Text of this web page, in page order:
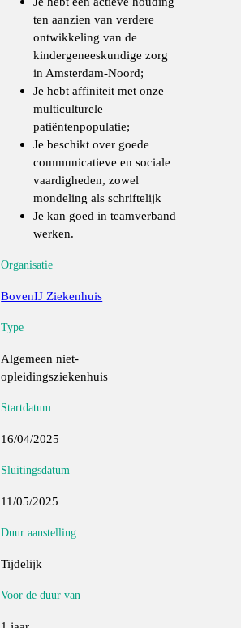
ten aanzien van verdere
ontwikkeling van de
kindergeneeskundige zorg
in Amsterdam-Noord;
Je hebt affiniteit met onze
multiculturele
patiëntenpopulatie;
Je beschikt over goede
communicatieve en sociale
vaardigheden, zowel
mondeling als schriftelijk
Je kan goed in teamverband
werken.
Organisatie
BovenIJ Ziekenhuis
Type
Algemeen niet-
opleidingsziekenhuis
Startdatum
16/04/2025
Sluitingsdatum
11/05/2025
Duur aanstelling
Tijdelijk
Voor de duur van